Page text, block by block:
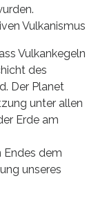
Vulkanismus
Vulkankegeln
des
Der Planet
unter allen
Erde am
dem
unseres